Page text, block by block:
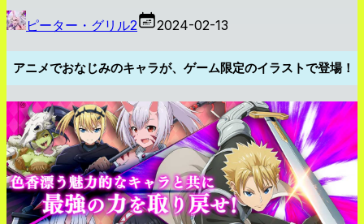
ピーター・グリル2 2024-02-13
アニメでおなじみのキャラが、ゲーム限定のイラストで登場！